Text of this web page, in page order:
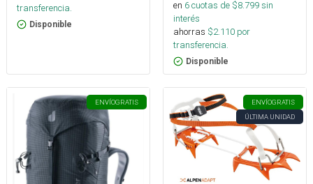
transferencia.
Disponible
en 6cuotas de $8.799sin
interés
ahorras $2.110 por
transferencia.
Disponible
ENVÍOGRATIS ENVÍOGRATIS
ÚLTIMA UNIDAD